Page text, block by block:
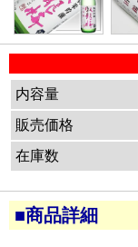
内容量
販売価格
在庫数
■商品詳細